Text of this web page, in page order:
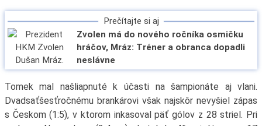
Prečítajte si aj
Zvolen má do nového ročníka osmičku
hráčov, Mráz: Tréner a obranca dopadli
neslávne
Tomek mal našliapnuté k účasti na šampionáte aj vlani.
Dvadsaťšesťročnému brankárovi však najskôr nevyšiel zápas
s Českom (1:5), v ktorom inkasoval päť gólov z 28 striel. Pri